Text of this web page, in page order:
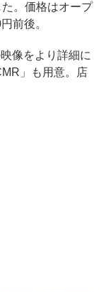
。価格はオープ
前後。
像をより詳細に
」も用意。店